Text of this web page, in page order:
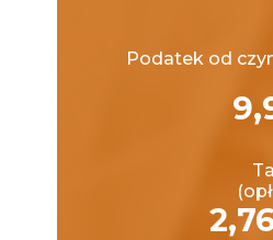
Podatek od